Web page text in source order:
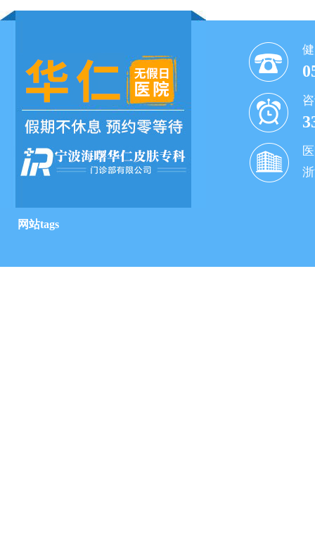
网站tags